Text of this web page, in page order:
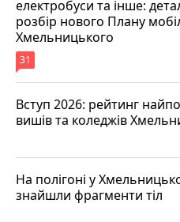
електробуси та інше:
розбір нового Плану
Хмельницького
31
Вступ 2026: рейтинг
вишів та коледжів
На полігоні у
знайшли фрагменти тіл